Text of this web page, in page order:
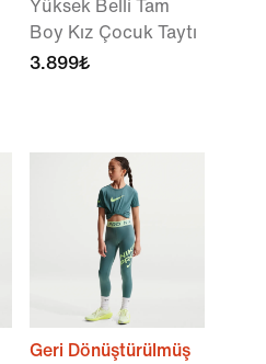
Yüksek Belli Tam
Boy Kız Çocuk Taytı
3.899₺
Geri Dönüştürülmüş